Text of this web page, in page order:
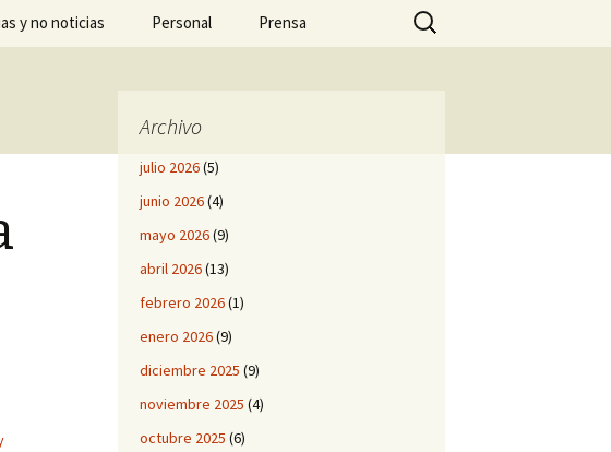
y no noticias Personal Prensa Buscar:
Archivo
julio 2026(5)
junio 2026(4)
mayo 2026(9)
abril 2026(13)
febrero 2026(1)
enero 2026(9)
diciembre 2025 (9)
noviembre 2025 (4)
octubre 2025 (6)